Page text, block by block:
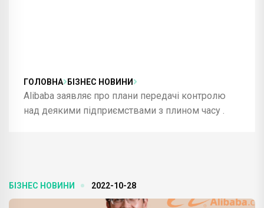
ГОЛОВНА БІЗНЕС НОВИНИ
Alibaba заявляє про плани передачі контролю
над деякими підприємствами з плином часу .
БІЗНЕС НОВИНИ 2022-10-28